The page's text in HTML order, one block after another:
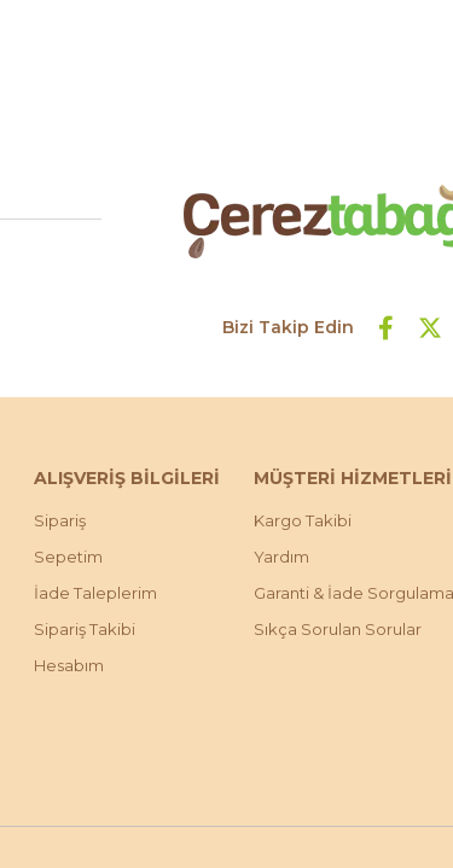
Bizi Takip Edin
ALIŞVERİŞ BİLGİLERİ
Sipariş
Sepetim
İade Taleplerim
Sipariş Takibi
Hesabım
MÜŞTERİ HİZMETLERİ
Kargo Takibi
Yardım
Garanti & İade Sorgulama
Sıkça Sorulan Sorular